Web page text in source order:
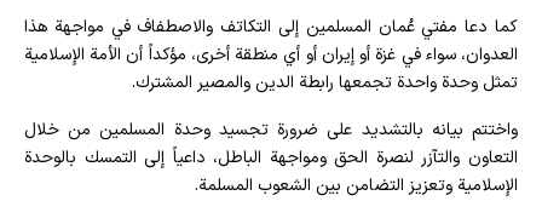
كما دعا مفتي عُمان المسلمين إلى التكاتف والاصطفاف في مواجهة هذا
العدوان، سواء في غزة أو إيران أو أي منطقة أخرى، مؤكداً أن الأمة الإسلامية
تمثل وحدة واحدة تجمعها رابطة الدين والمصير المشترك.
واختتم بيانه بالتشديد على ضرورة تجسيد وحدة المسلمين من خلال
التعاون والتآزر لنصرة الحق ومواجهة الباطل، داعياً إلى التمسك بالوحدة
الإسلامية وتعزيز التضامن بين الشعوب المسلمة.